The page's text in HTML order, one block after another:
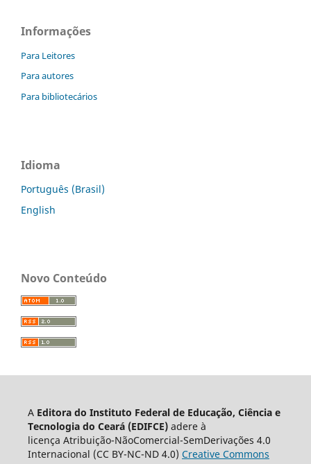
Informações
Para Leitores
Para autores
Para bibliotecários
Idioma
Português (Brasil)
English
Novo Conteúdo
A Editora do Instituto Federal de Educação, Ciência e
Tecnologia do Ceará (EDIFCE)adere à
licença Atribuição-NãoComercial-SemDerivações 4.0
Internacional (CC BY-NC-ND 4.0) Creative Commons